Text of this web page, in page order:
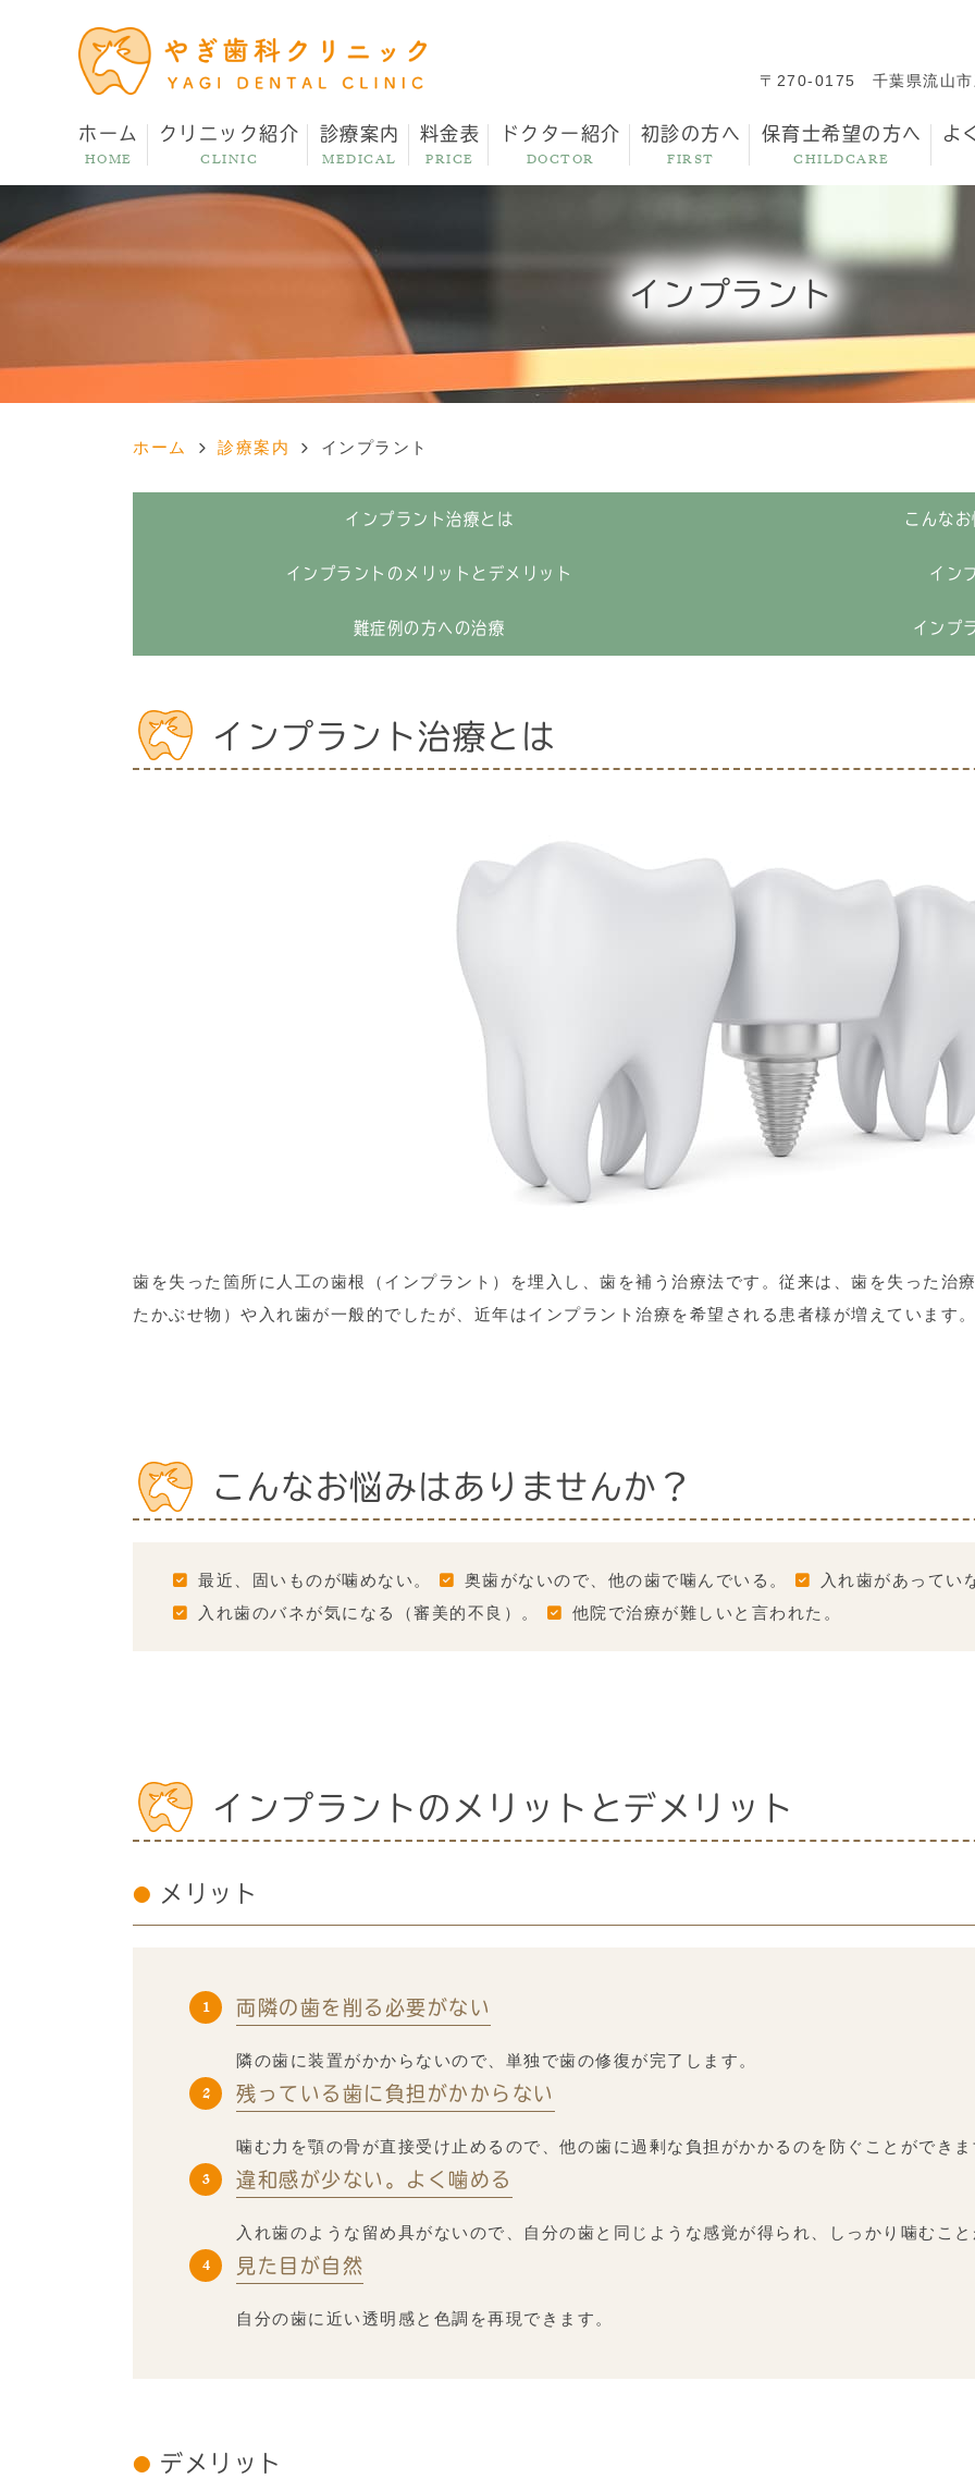
〒270-0175 千葉県流山
ホーム
HOME
クリニック紹介
CLINIC
診療案内
MEDICAL
料金表
PRICE
ドクター紹介
DOCTOR
初診の方へ
FIRST
保育士希望の方へ
CHILDCARE
よ
インプラント
ホーム 診療案内 インプラント
インプラント治療とは こんな
インプラントのメリットとデメリット イン
難症例の方への治療 インプ
インプラント治療とは
歯を失った箇所に人工の歯根（インプラント）を埋入し、歯を補う治療法です。従来は、歯を失った治
たかぶせ物）や入れ歯が一般的でしたが、近年はインプラント治療を希望される患者様が増えています
こんなお悩みはありませんか？
最近、固いものが噛めない。 奥歯がないので、他の歯で噛んでいる。
入れ歯があってい
入れ歯のバネが気になる（審美的不良）。
他院で治療が難しいと言われた。
インプラントのメリットとデメリット
メリット
両隣の歯を削る必要がない
隣の歯に装置がかからないので、単独で歯の修復が完了します。
残っている歯に負担がかからない
噛む力を顎の骨が直接受け止めるので、他の歯に過剰な負担がかかるのを防ぐことができま
違和感が少ない。よく噛める
入れ歯のような留め具がないので、自分の歯と同じような感覚が得られ、しっかり噛むこと
見た目が自然
自分の歯に近い透明感と色調を再現できます。
デメリット